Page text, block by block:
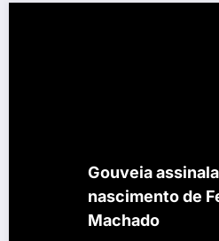
Gouveia
nascimento de
Machado